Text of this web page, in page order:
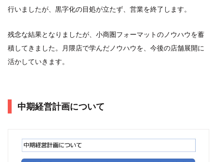
行いましたが、黒字化の目処が立たず、営業を終了します。
残念な結果となりましたが、小商圏フォーマットのノウハウを蓄
積してきました。月隈店で学んだノウハウを、今後の店舗展開に
活かしていきます。
中期経営計画について